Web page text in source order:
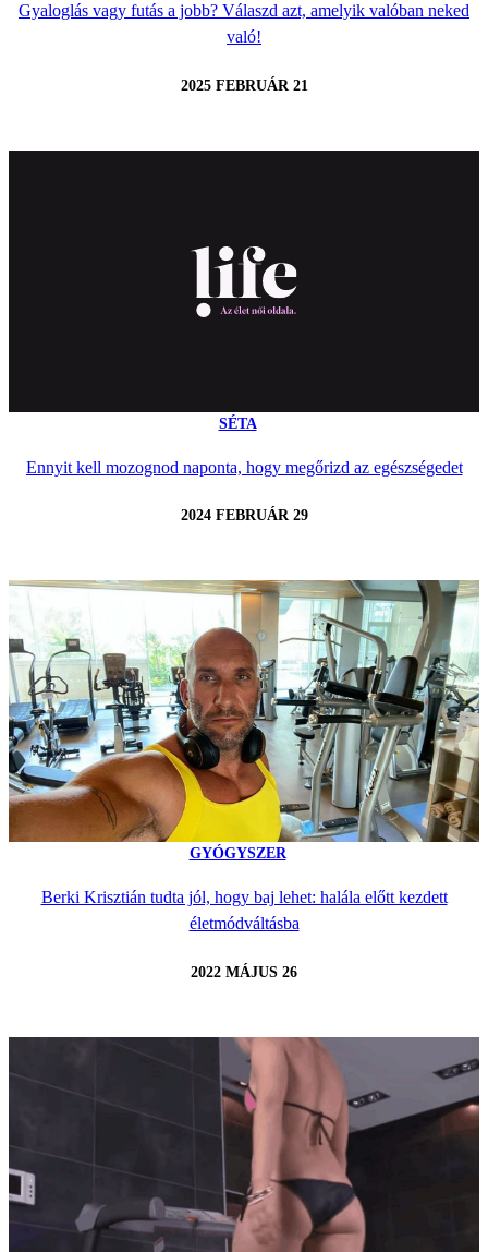
Gyaloglás vagy futás a jobb? Válaszd azt, amelyik valóban neked
való!
2025 FEBRUÁR 21
SÉTA
Ennyit kell mozognod naponta, hogy megőrizd az egészségedet
2024 FEBRUÁR 29
GYÓGYSZER
Berki Krisztián tudta jól, hogy baj lehet: halála előtt kezdett
életmódváltásba
2022 MÁJUS 26